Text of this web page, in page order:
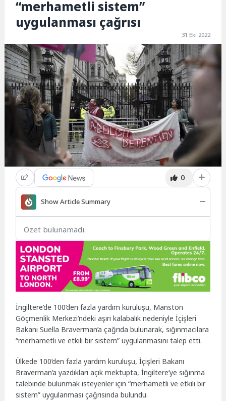
“merhametli sistem”
uygulanması çağrısı
31 Eki 2022
0
Show Article Summary
Özet bulunamadı.
İngiltere’de 100’den fazla yardım kuruluşu, Manston
Göçmenlik Merkezi’ndeki aşırı kalabalık nedeniyle İçişleri
Bakanı Suella Braverman’a çağrıda bulunarak, sığınmacılara
“merhametli ve etkili bir sistem” uygulanmasını talep etti.
Ülkede 100’den fazla yardım kuruluşu, İçişleri Bakanı
Braverman’a yazdıkları açık mektupta, İngiltere’ye sığınma
talebinde bulunmak isteyenler için “merhametli ve etkili bir
sistem” uygulanması çağrısında bulundu.